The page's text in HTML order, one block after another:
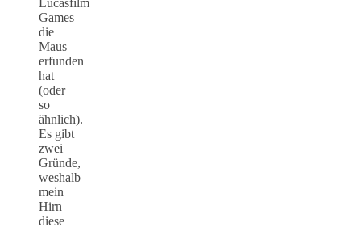
Lucasfilm
Games
die
Maus
erfunden
hat
(oder
so
ähnlich).
Es gibt
zwei
Gründe,
weshalb
mein
Hirn
diese